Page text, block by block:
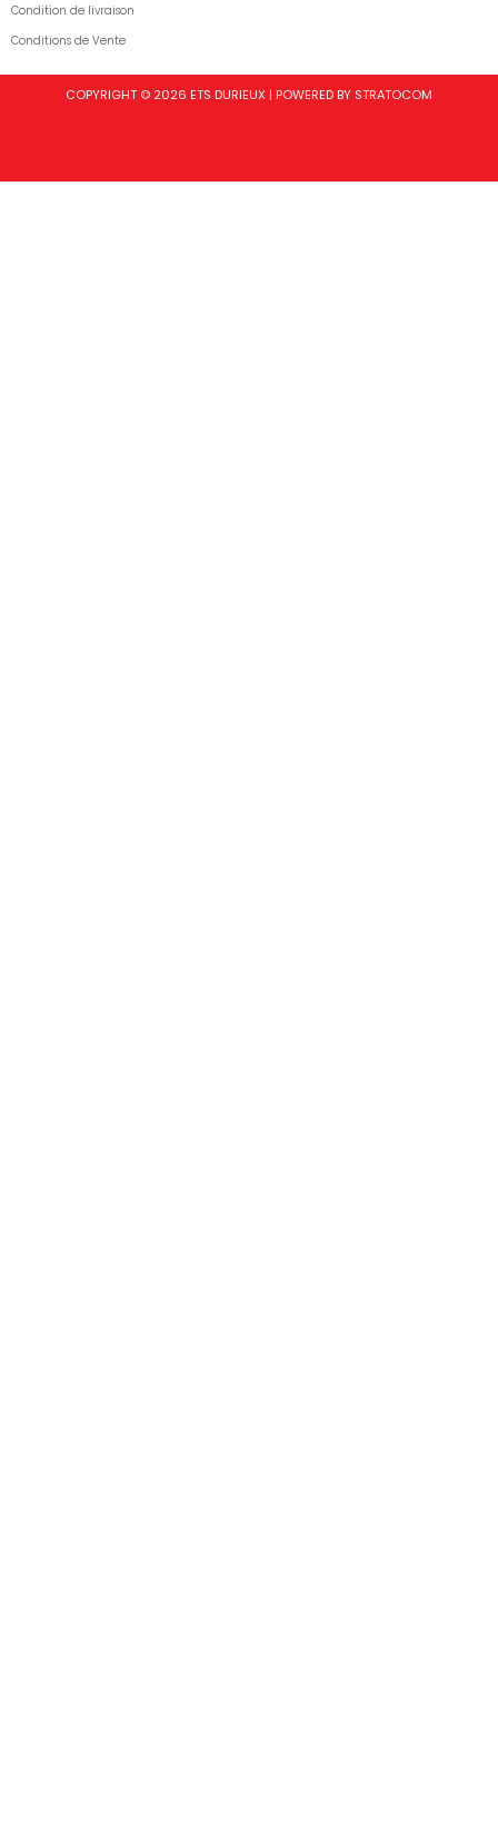
Condition de livraison
Conditions de Vente
COPYRIGHT © 2026 ETS DURIEUX | POWERED BY STRATOCOM